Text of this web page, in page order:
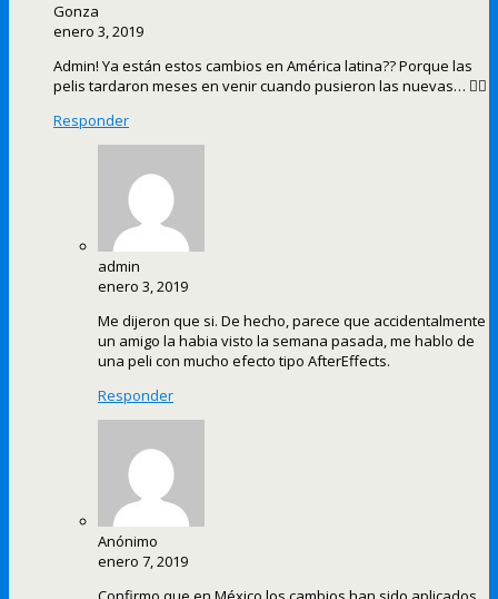
Gonza
enero 3, 2019
Admin! Ya están estos cambios en América latina?? Porque las
pelis tardaron meses en venir cuando pusieron las nuevas… 🤷‍♂️
Responder
admin
enero 3, 2019
Me dijeron que si. De hecho, parece que accidentalmente
un amigo la habia visto la semana pasada, me hablo de
una peli con mucho efecto tipo AfterEffects.
Responder
Anónimo
enero 7, 2019